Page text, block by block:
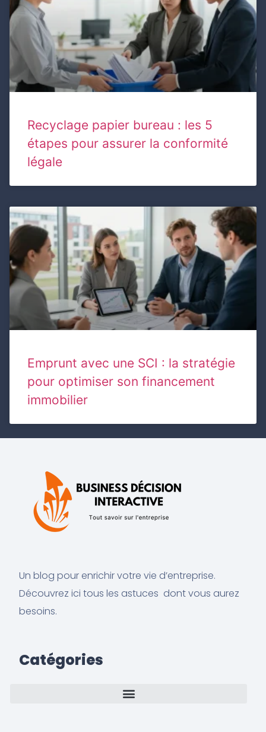
Recyclage papier bureau : les 5
étapes pour assurer la conformité
légale
Emprunt avec une SCI : la stratégie
pour optimiser son financement
immobilier
Un blog pour enrichir votre vie d’entreprise.
Découvrez ici tous les astuces dont vous aurez
besoins.
Catégories